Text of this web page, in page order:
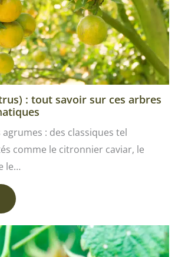
: tout savoir sur ces arbres
: des classiques tel
comme le citronnier caviar, le
le…